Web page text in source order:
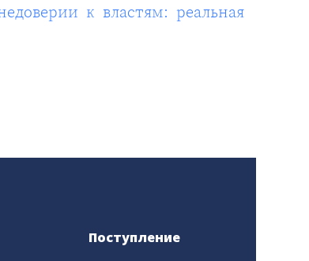
к властям: реальная
Поступление